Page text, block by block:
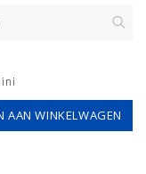
AAN WINKELWAGEN